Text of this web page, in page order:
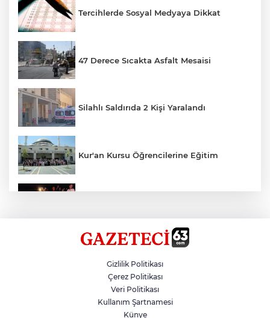
Tercihlerde Sosyal Medyaya Dikkat
47 Derece Sıcakta Asfalt Mesaisi
Silahlı Saldırıda 2 Kişi Yaralandı
Kur'an Kursu Öğrencilerine Eğitim
Siverek’te Mahmut Gülel Dönemi
Filistin Konvoyuna Coşkulu Karşılama
Gizlilik Politikası
Çerez Politikası
Veri Politikası
Kullanım Şartnamesi
Künye